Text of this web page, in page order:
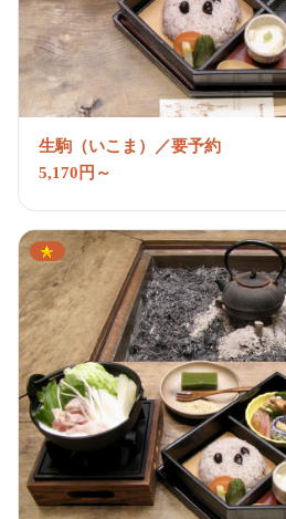
生駒（いこま）／要予約
5,170円～